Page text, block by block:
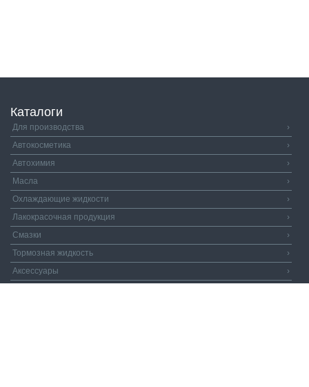
Каталоги
Для производства
›
Автокосметика
›
Автохимия
›
Масла
›
Охлаждающие жидкости
›
Лакокрасочная продукция
›
Смазки
›
Тормозная жидкость
›
Аксессуары
›